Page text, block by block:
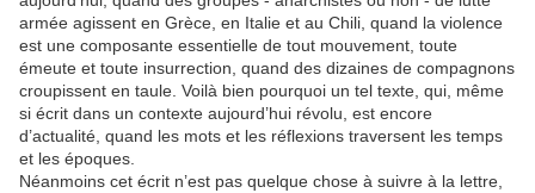
armée agissent en Grèce, en Italie et au Chili, quand la violence
est une composante essentielle de tout mouvement, toute
émeute et toute insurrection, quand des dizaines de compagnons
croupissent en taule. Voilà bien pourquoi un tel texte, qui, même
si écrit dans un contexte aujourd’hui révolu, est encore
d’actualité, quand les mots et les réflexions traversent les temps
et les époques.
Néanmoins cet écrit n’est pas quelque chose à suivre à la lettre,